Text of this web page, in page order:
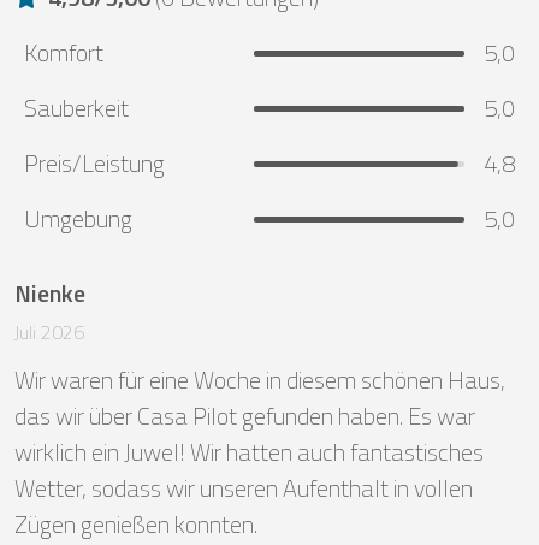
Komfort
5,0
Sauberkeit
5,0
Preis/Leistung
4,8
Umgebung
5,0
Nienke
Juli 2026
Wir waren für eine Woche in diesem schönen Haus,
das wir über Casa Pilot gefunden haben. Es war
wirklich ein Juwel! Wir hatten auch fantastisches
Wetter, sodass wir unseren Aufenthalt in vollen
Zügen genießen konnten.